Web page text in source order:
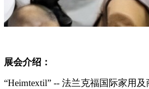
展会介绍：
“Heimtextil” -- 法兰克福国际家用